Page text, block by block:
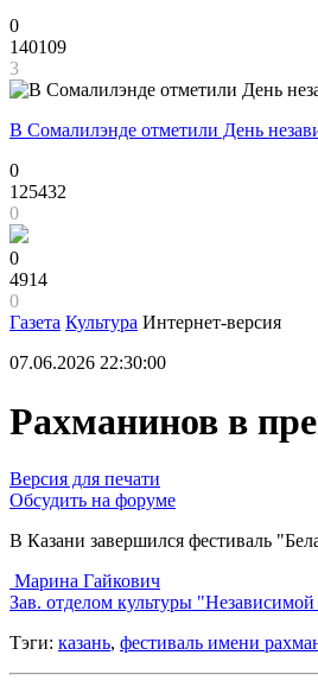
0
140109
3
В Сомалилэнде отметили День
0
125432
0
0
4914
0
Газета Культура Интернет-версия
07.06.2026 22:30:00
Рахманинов в
Версия для печати
Обсудить на форуме
В Казани завершился фестиваль
Марина Гайкович
Зав. отделом культуры "Независимой
Тэги: казань, фестиваль имени